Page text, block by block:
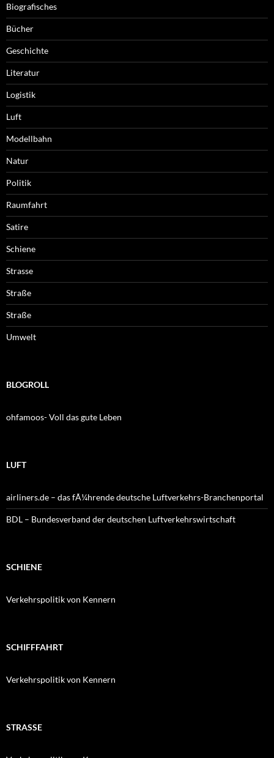
Biografisches
Bücher
Geschichte
Literatur
Logistik
Luft
Modellbahn
Natur
Politik
Raumfahrt
Satire
Schiene
Strasse
Straße
Straße
Umwelt
BLOGROLL
ohfamoos- Voll das gute Leben
LUFT
airliners.de – das fÃ¼hrende deutsche Luftverkehrs-Branchenportal
BDL – Bundesverband der deutschen Luftverkehrswirtschaft
SCHIENE
Verkehrspolitik von Kennern
SCHIFFFAHRT
Verkehrspolitik von Kennern
STRASSE